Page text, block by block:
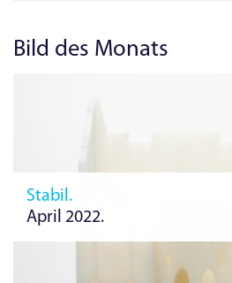
Bild des Monats
Stabil.
April 2022.